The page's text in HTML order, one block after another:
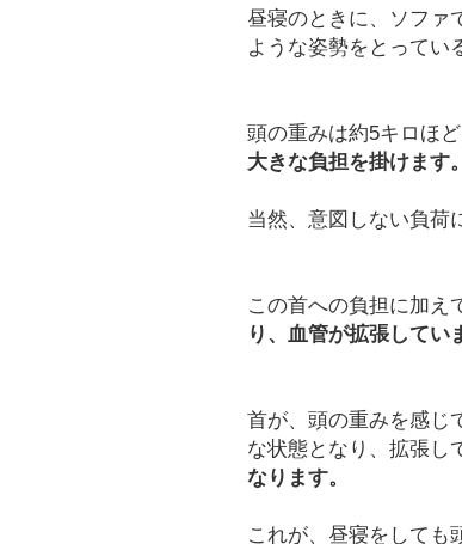
昼寝のときに、ソファ
ような姿勢をとってい
頭の重みは約5キロほど
大きな負担を掛けます。
当然、意図しない負荷
この首への負担に加え
り、血管が拡張してい
首が、頭の重みを感じ
な状態となり、拡張し
なります。
これが、昼寝をしても